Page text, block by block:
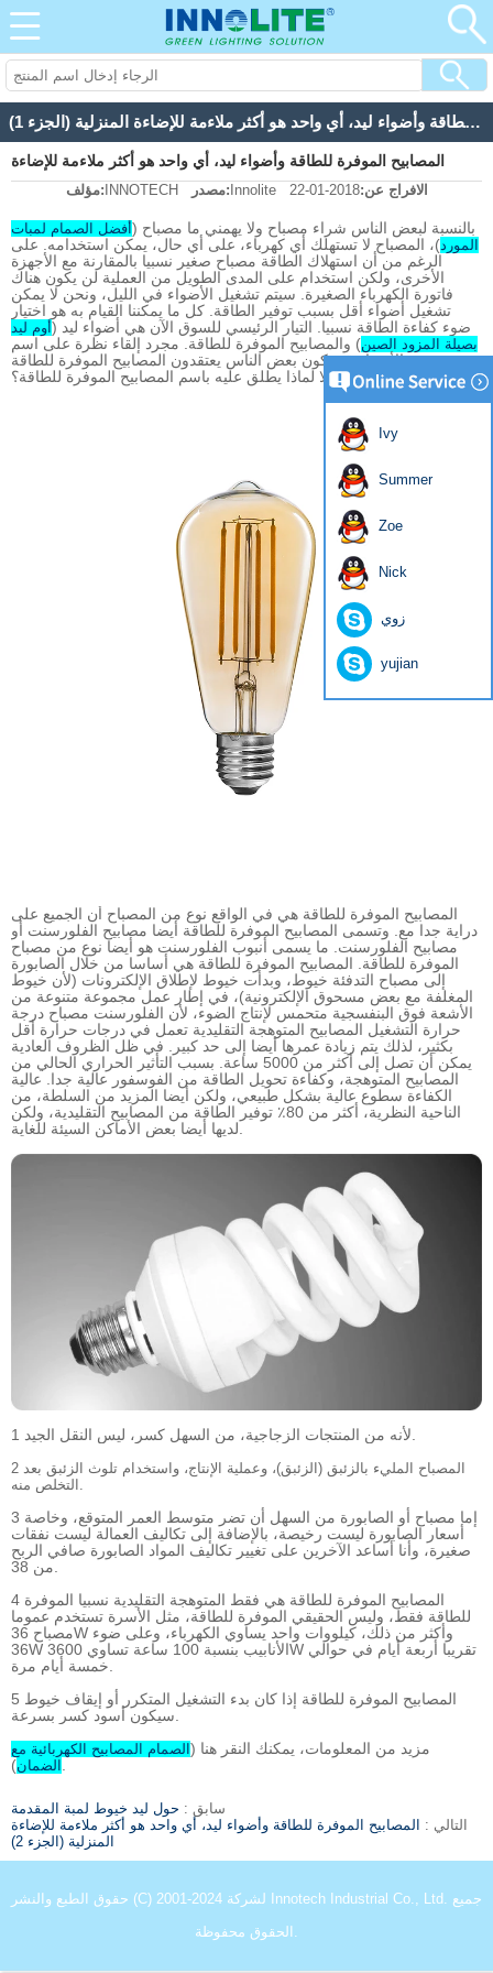
المصابيح الموفرة للطاقة وأضواء ليد، أي واحد هو أكثر ملاءمة للإضاءة المنزلية (الجزء 1)
المصابيح الموفرة للطاقة وأضواء ليد، أي واحد هو أكثر ملاءمة للإضاءة
المنزلية (الجزء 1)
مؤلف: INNOTECH مصدر: Innolite الافراج عن:2018-01-22
بالنسبة لبعض الناس شراء مصباح ولا يهمني ما مصباح (أفضل الصمام لمبات
المورد)، المصباح لا تستهلك أي كهرباء، على أي حال، يمكن استخدامه. على
الرغم من أن استهلاك الطاقة مصباح صغير نسبيا بالمقارنة مع الأجهزة
الأخرى، ولكن استخدام على المدى الطويل من العملية لن يكون هناك
فاتورة الكهرباء الصغيرة. سيتم تشغيل الأضواء في الليل، ونحن لا يمكن
تشغيل أضواء أقل بسبب توفير الطاقة. كل ما يمكننا القيام به هو اختيار
ضوء كفاءة الطاقة نسبيا. التيار الرئيسي للسوق الآن هي أضواء ليد (أوم ليد
بصيلة المزود الصين) والمصابيح الموفرة للطاقة. مجرد إلقاء نظرة على اسم
نوعين من الأضواء قد يكون بعض الناس يعتقدون المصابيح الموفرة للطاقة
المزيد من السلطة، وإلا لماذا يطلق عليه باسم المصابيح الموفرة للطاقة؟
المصابيح الموفرة للطاقة هي في الواقع نوع من المصباح أن الجميع على
دراية جدا مع. وتسمى المصابيح الموفرة للطاقة أيضا مصابيح الفلورسنت أو
مصابيح الفلورسنت. ما يسمى أنبوب الفلورسنت هو أيضا نوع من مصباح
الموفرة للطاقة. المصابيح الموفرة للطاقة هي أساسا من خلال الصابورة
إلى مصباح التدفئة خيوط، وبدأت خيوط لإطلاق الإلكترونات (لأن خيوط
المغلفة مع بعض مسحوق الإلكترونية)، في إطار عمل مجموعة متنوعة من
الأشعة فوق البنفسجية متحمس لإنتاج الضوء، لأن الفلورسنت مصباح درجة
حرارة التشغيل المصابيح المتوهجة التقليدية تعمل في درجات حرارة أقل
بكثير، لذلك يتم زيادة عمرها أيضا إلى حد كبير. في ظل الظروف العادية
يمكن أن تصل إلى أكثر من 5000 ساعة. بسبب التأثير الحراري الحالي من
المصابيح المتوهجة، وكفاءة تحويل الطاقة من الفوسفور عالية جدا. عالية
الكفاءة سطوع عالية بشكل طبيعي، ولكن أيضا المزيد من السلطة، من
الناحية النظرية، أكثر من 80٪ توفير الطاقة من المصابيح التقليدية، ولكن
1 لأنه من المنتجات الزجاجية، من السهل كسر، ليس النقل الجيد.
2 المصباح المليء بالزئبق (الزئبق)، وعملية الإنتاج، واستخدام تلوث الزئبق بعد
التخلص منه.
3 إما مصباح أو الصابورة من السهل أن تضر متوسط ​​العمر المتوقع، وخاصة
أسعار الصابورة ليست رخيصة، بالإضافة إلى تكاليف العمالة ليست نفقات
صغيرة، وأنا أساعد الآخرين على تغيير تكاليف المواد الصابورة صافي الربح
من 38.
4 المصابيح الموفرة للطاقة هي فقط المتوهجة التقليدية نسبيا الموفرة
للطاقة فقط، وليس الحقيقي الموفرة للطاقة، مثل الأسرة تستخدم عموما
مصباح 36W وأكثر من ذلك، كيلووات واحد يساوي الكهرباء، وعلى ضوء
36W الأنابيب بنسبة 100 ساعة تساوي 3600W تقريبا أربعة أيام في حوالي
خمسة أيام مرة.
5 المصابيح الموفرة للطاقة إذا كان بدء التشغيل المتكرر أو إيقاف خيوط
سيكون أسود كسر بسرعة.
مزيد من المعلومات، يمكنك النقر هنا ( الصمام المصابيح الكهربائية مع
الضمان) .
سابق : حول ليد خيوط لمبة المقدمة
التالي : المصابيح الموفرة للطاقة وأضواء ليد، أي واحد هو أكثر ملاءمة للإضاءة
المنزلية (الجزء 2)
حقوق الطبع والنشر (C) 2001-2024 لشركة Innotech Industrial Co., Ltd. جميع
الحقوق محفوظة.
Ivy
Summer
Zoe
Nick
زوي
yujian